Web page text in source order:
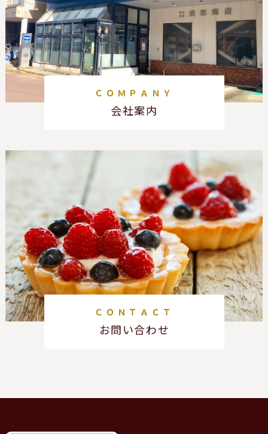
ＣＯＭＰＡＮＹ
会社案内
ＣＯＮＴＡＣＴ
お問い合わせ